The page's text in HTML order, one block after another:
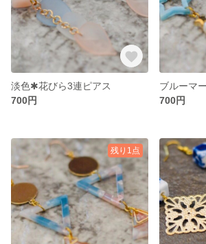
淡色✱花びら3連ピアス
700円
ブルーマ
700円
残り1点